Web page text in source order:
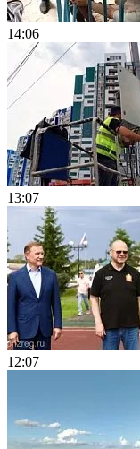
14:06
13:07
12:07